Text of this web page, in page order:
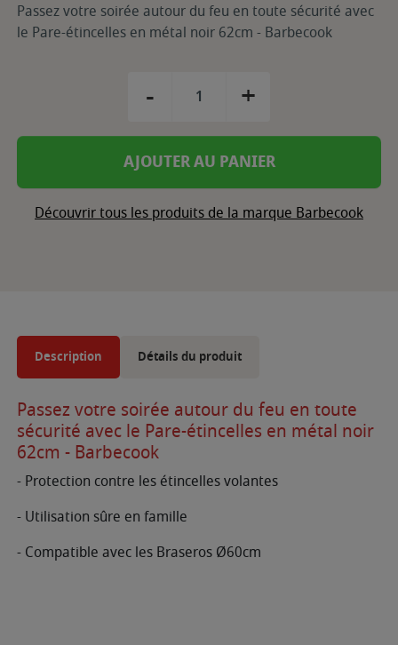
Passez votre soirée autour du feu en toute sécurité avec
le Pare-étincelles en métal noir 62cm - Barbecook
- +
AJOUTER AU PANIER
Découvrir tous les produits de la marque Barbecook
Description Détails du produit
Passez votre soirée autour du feu en toute
sécurité avec le Pare-étincelles en métal noir
62cm - Barbecook
- Protection contre les étincelles volantes
- Utilisation sûre en famille
- Compatible avec les Braseros Ø60cm